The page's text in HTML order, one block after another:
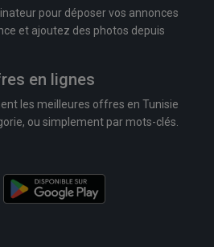
pour déposer vos annonces
et ajoutez des photos depuis
en lignes
les meilleures offres en Tunisie
ou simplement par mots-clés.